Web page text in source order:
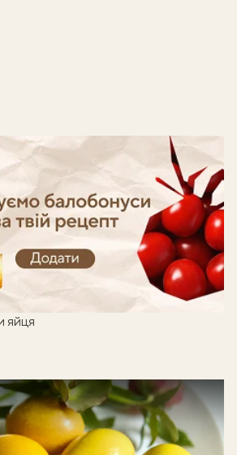
- отримуй балобонуси!
яйця